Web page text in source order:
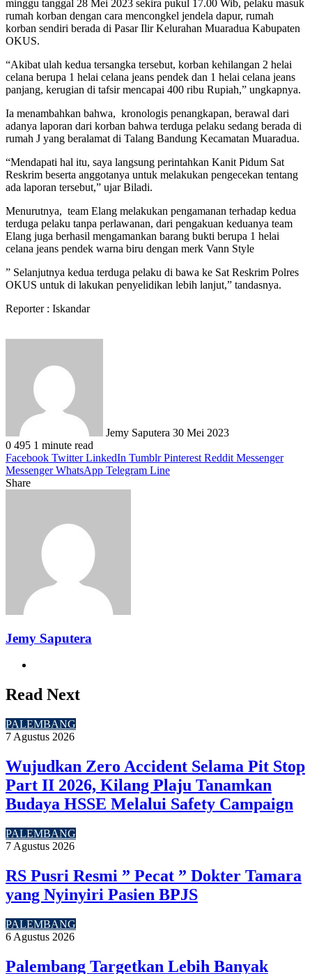
minggu tanggal 28 Mei 2023 sekira pukul 17.00 Wib, pelaku masuk
rumah korban dengan cara mencongkel jendela dapur, rumah
korban sendiri berada di Pasar Ilir Kelurahan Muaradua Kabupaten
OKUS.
“Akibat ulah kedua tersangka tersebut, korban kehilangan 2 helai
celana berupa 1 helai celana jeans pendek dan 1 helai celana jeans
panjang, kerugian di tafsir mencapai 400 ribu Rupiah,” ungkapnya.
Ia menambahkan bahwa, kronologis penangkapan, berawal dari
adanya laporan dari korban bahwa terduga pelaku sedang berada di
rumah J yang beralamat di Talang Bandung Kecamatan Muaradua.
“Mendapati hal itu, saya langsung perintahkan Kanit Pidum Sat
Reskrim beserta anggotanya untuk melakukan pengecekan tentang
ada laporan tersebut,” ujar Biladi.
Menurutnya, team Elang melakukan pengamanan terhadap kedua
terduga pelaku tanpa perlawanan, dari pengakuan keduanya team
Elang juga berhasil mengamankan barang bukti berupa 1 helai
celana jeans pendek warna biru dengan merk Vann Style
” Selanjutnya kedua terduga pelaku di bawa ke Sat Reskrim Polres
OKUS untuk di lakukan penyelidikan lebih lanjut,” tandasnya.
Reporter : Iskandar
Jemy Saputera 30 Mei 2023
0 495 1 minute read
Facebook Twitter LinkedIn Tumblr Pinterest Reddit Messenger
Messenger WhatsApp Telegram Line
Share
Jemy Saputera
Read Next
PALEMBANG
7 Agustus 2026
Wujudkan Zero Accident Selama Pit Stop
Part II 2026, Kilang Plaju Tanamkan
Budaya HSSE Melalui Safety Campaign
PALEMBANG
7 Agustus 2026
RS Pusri Resmi ” Pecat ” Dokter Tamara
yang Nyinyiri Pasien BPJS
PALEMBANG
6 Agustus 2026
Palembang Targetkan Lebih Banyak